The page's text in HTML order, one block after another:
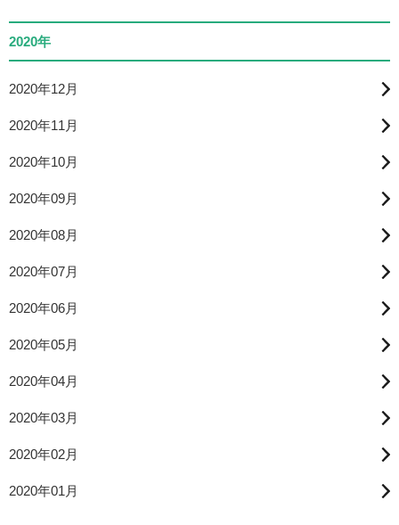
2020年
2020年12月
2020年11月
2020年10月
2020年09月
2020年08月
2020年07月
2020年06月
2020年05月
2020年04月
2020年03月
2020年02月
2020年01月